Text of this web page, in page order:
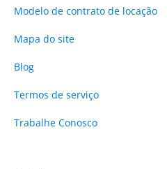
Modelo de contrato de locação
Mapa do site
Blog
Termos de serviço
Trabalhe Conosco